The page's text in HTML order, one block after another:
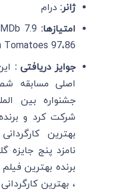
ژانر: درام
امتیازها:
86،Rotten Tomatoes 97
جوایز دریافتی :
اصلی مسابقه
جشنواره بین
شرکت کرد و
بهترین
نامزد پنج
برنده بهترین
، بهترین